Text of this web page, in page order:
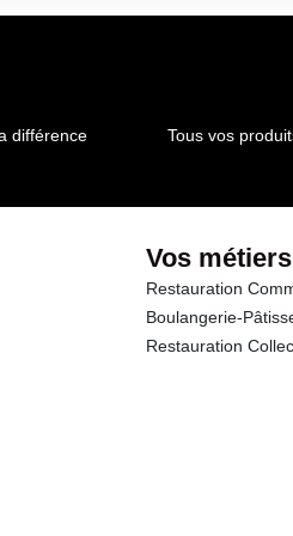
transmises par le(s)
différence Tous vos
Vos métiers
Restauration
Boulangerie-
Restauration